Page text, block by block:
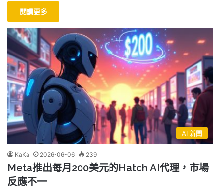
閱讀更多
AI 新聞
KaKa 2026-06-06 239
Meta推出每月200美元的Hatch AI代理，市場
反應不一